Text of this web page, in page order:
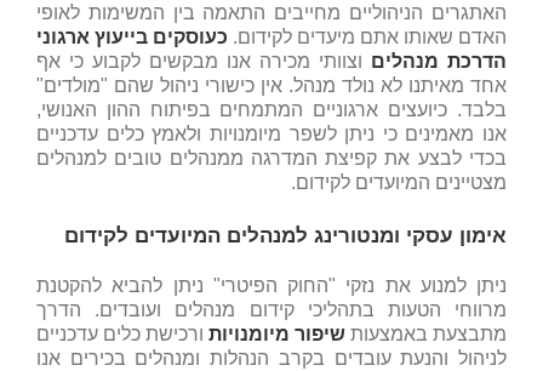
האתגרים הניהוליים מחייבים התאמה בין המשימות לאופי
האדם שאותו אתם מיעדים לקידום. כעוסקים בייעוץ ארגוני
הדרכת מנהלים וצוותי מכירה אנו מבקשים לקבוע כי אף
אחד מאיתנו לא נולד מנהל. אין כישורי ניהול שהם "מולדים"
בלבד. כיועצים ארגוניים המתמחים בפיתוח ההון האנושי,
אנו מאמינים כי ניתן לשפר מיומנויות ולאמץ כלים עדכניים
בכדי לבצע את קפיצת המדרגה ממנהלים טובים למנהלים
מצטיינים המיועדים לקידום.
אימון עסקי ומנטורינג למנהלים המיועדים לקידום
ניתן למנוע את נזקי "החוק הפיטרי" ניתן להביא להקטנת
מרווחי הטעות בתהליכי קידום מנהלים ועובדים. הדרך
מתבצעת באמצעות שיפור מיומנויות ורכישת כלים עדכניים
לניהול והנעת עובדים בקרב הנהלות ומנהלים בכירים אנו